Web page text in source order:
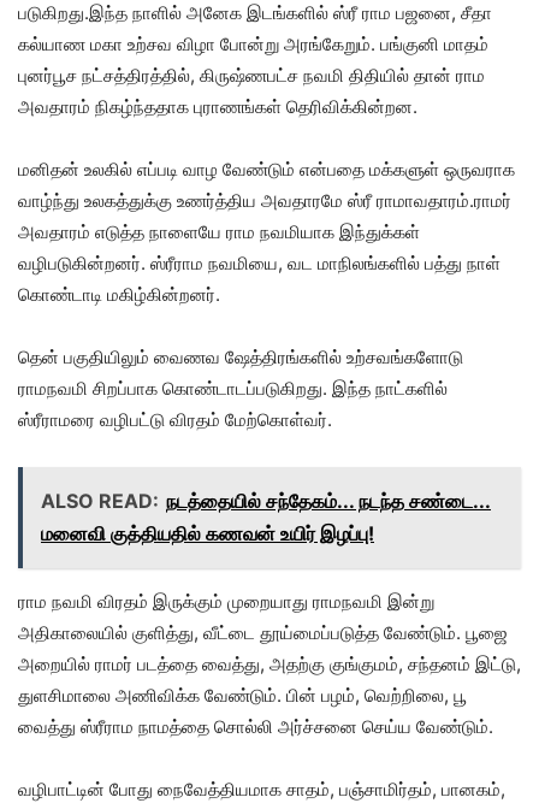
படுகிறது.இந்த நாளில் அனேக இடங்களில் ஸ்ரீ ராம பஜனை, சீதா
கல்யாண மகா உற்சவ விழா போன்று அரங்கேறும். பங்குனி மாதம்
புனர்பூச நட்சத்திரத்தில், கிருஷ்ணபட்ச நவமி திதியில் தான் ராம
அவதாரம் நிகழ்ந்ததாக புராணங்கள் தெரிவிக்கின்றன.
மனிதன் உலகில் எப்படி வாழ வேண்டும் என்பதை மக்களுள் ஒருவராக
வாழ்ந்து உலகத்துக்கு உணர்த்திய அவதாரமே ஸ்ரீ ராமாவதாரம்.ராமர்
அவதாரம் எடுத்த நாளையே ராம நவமியாக இந்துக்கள்
வழிபடுகின்றனர். ஸ்ரீராம நவமியை, வட மாநிலங்களில் பத்து நாள்
கொண்டாடி மகிழ்கின்றனர்.
தென் பகுதியிலும் வைணவ ஷேத்திரங்களில் உற்சவங்களோடு
ராமநவமி சிறப்பாக கொண்டாடப்படுகிறது. இந்த நாட்களில்
ஸ்ரீராமரை வழிபட்டு விரதம் மேற்கொள்வர்.
ALSO READ: நடத்தையில் சந்தேகம்... நடந்த சண்டை...
மனைவி குத்தியதில் கணவன் உயிர் இழப்பு!
ராம நவமி விரதம் இருக்கும் முறையாது ராமநவமி இன்று
அதிகாலையில் குளித்து, வீட்டை தூய்மைப்படுத்த வேண்டும். பூஜை
அறையில் ராமர் படத்தை வைத்து, அதற்கு குங்குமம், சந்தனம் இட்டு,
துளசிமாலை அணிவிக்க வேண்டும். பின் பழம், வெற்றிலை, பூ
வைத்து ஸ்ரீராம நாமத்தை சொல்லி அர்ச்சனை செய்ய வேண்டும்.
வழிபாட்டின் போது நைவேத்தியமாக சாதம், பஞ்சாமிர்தம், பானகம்,